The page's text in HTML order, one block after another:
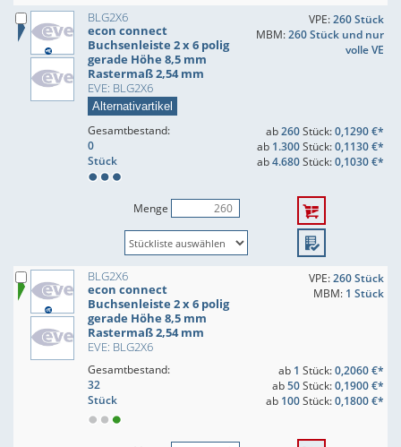
BLG2X6
econ connect
Buchsenleiste 2 x 6 polig
gerade Höhe 8,5 mm
Rastermaß 2,54 mm
EVE: BLG2X6
Alternativartikel
VPE:260 Stück
MBM:260 Stück und nur
volle VE
Gesamtbestand:
0
Stück
ab260Stück:0,1290 €*
ab 1.300Stück:0,1130 €*
ab4.680Stück:0,1030 €*
Menge
BLG2X6
econ connect
Buchsenleiste 2 x 6 polig
gerade Höhe 8,5 mm
Rastermaß 2,54 mm
EVE: BLG2X6
VPE:260 Stück
MBM: 1 Stück
Gesamtbestand:
32
Stück
ab 1 Stück:0,2060 €*
ab50Stück:0,1900 €*
ab 100Stück:0,1800 €*